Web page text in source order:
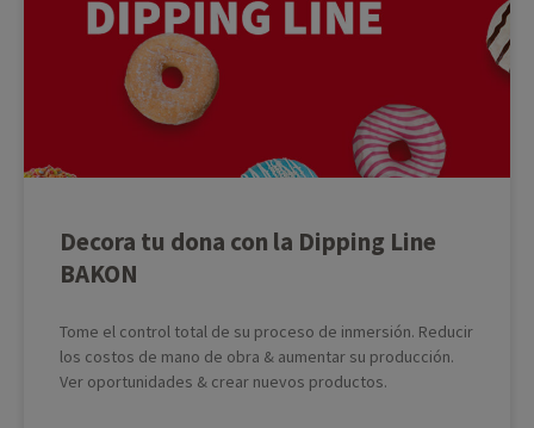
Decora tu dona con la Dipping Line
BAKON
Tome el control total de su proceso de inmersión. Reducir
los costos de mano de obra & aumentar su producción.
Ver oportunidades & crear nuevos productos.